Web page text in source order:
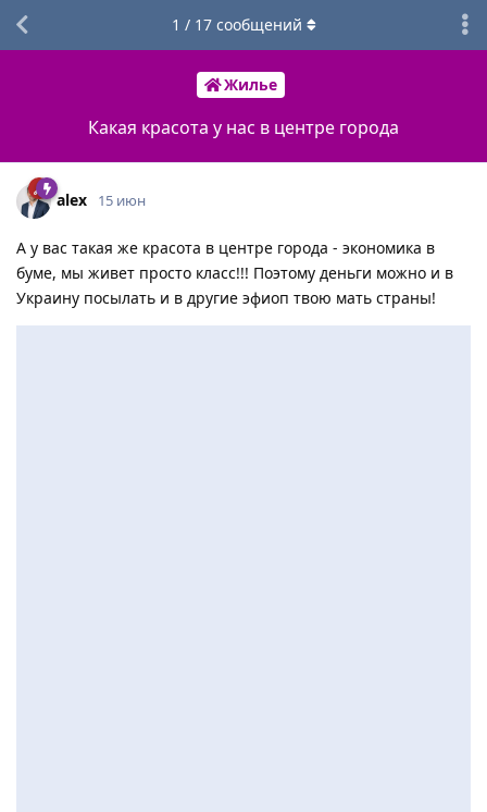
Жилье
Какая красота у нас в центре города
1 / 17сообщений
alex 15 июн
А у вас такая же красота в центре города - экономика в
буме, мы живет просто класс!!! Поэтому деньги можно и в
Украину посылать и в другие эфиоп твою мать страны!